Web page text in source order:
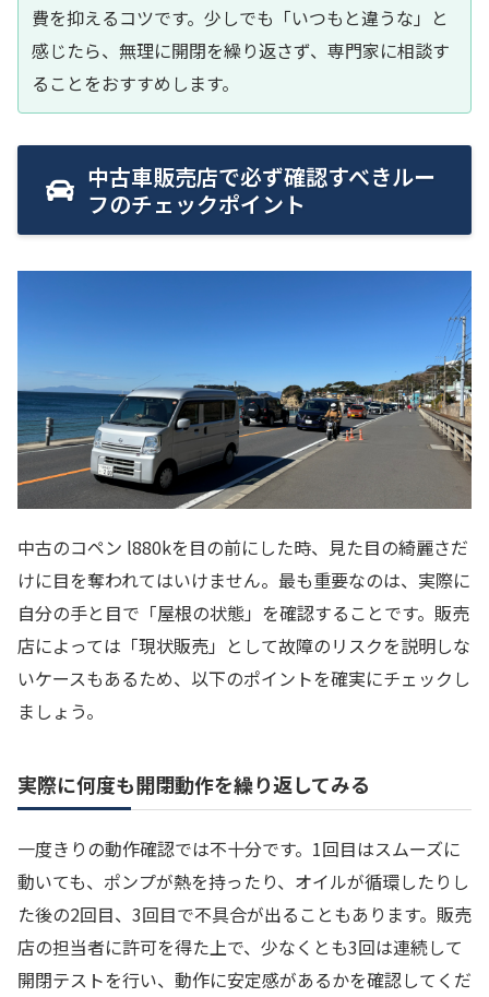
費を抑えるコツです。少しでも「いつもと違うな」と
感じたら、無理に開閉を繰り返さず、専門家に相談す
ることをおすすめします。
中古車販売店で必ず確認すべきルー
フのチェックポイント
中古のコペン l880kを目の前にした時、見た目の綺麗さだ
けに目を奪われてはいけません。最も重要なのは、実際に
自分の手と目で「屋根の状態」を確認することです。販売
店によっては「現状販売」として故障のリスクを説明しな
いケースもあるため、以下のポイントを確実にチェックし
ましょう。
実際に何度も開閉動作を繰り返してみる
一度きりの動作確認では不十分です。1回目はスムーズに
動いても、ポンプが熱を持ったり、オイルが循環したりし
た後の2回目、3回目で不具合が出ることもあります。販売
店の担当者に許可を得た上で、少なくとも3回は連続して
開閉テストを行い、動作に安定感があるかを確認してくだ